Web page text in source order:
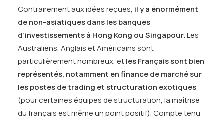
Contrairement aux idées reçues, il y a énormément
de non-asiatiques dans les banques
d’investissements à Hong Kong ou Singapour. Les
Australiens, Anglais et Américains sont
particulièrement nombreux, etles Français sont bien
représentés, notamment en finance de marché sur
les postes de trading et structuration exotiques
(pour certaines équipes de structuration, la maîtrise
du français est même un point positif). Compte tenu